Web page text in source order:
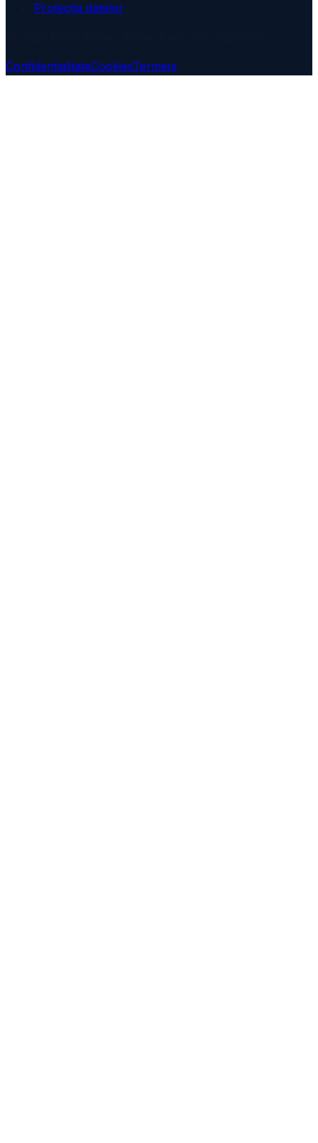
Protecția datelor
ConfidențialitateCookiesTermeni